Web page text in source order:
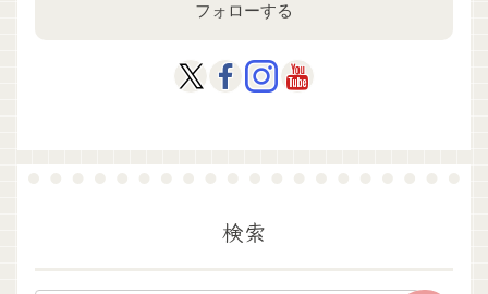
フォローする
検索